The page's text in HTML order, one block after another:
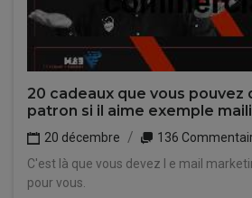
20 cadeaux que vous pouvez
patron si il aime exemple
20 décembre
136
C'est là que vous devez l e mail
pour vous.